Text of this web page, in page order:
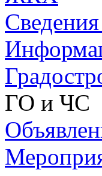
ГО и ЧС